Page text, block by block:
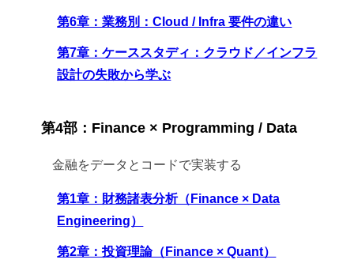
第6章：業務別：Cloud / Infra 要件の違い
第7章：ケーススタディ：クラウド／インフラ
設計の失敗から学ぶ
第4部：Finance × Programming / Data
金融をデータとコードで実装する
第1章：財務諸表分析（Finance × Data
Engineering）
第2章：投資理論（Finance × Quant）